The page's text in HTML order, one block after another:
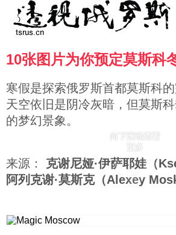
首页
国际
军事
空军
海军
陆军
军事合作
评论
财经
商业
工业
能源
文艺
教育
美食
娱乐
图片新闻
高清图片
漫画
视频
10张图片为你预定莫斯科
寒假是探索俄罗斯首都莫斯科
天空依旧是阴冷灰暗，但莫斯
的梦幻景象。
来源： 克谢尼娅·伊萨耶娃（
阿列克谢·莫斯克（Alexey
向下滚动查看
更多